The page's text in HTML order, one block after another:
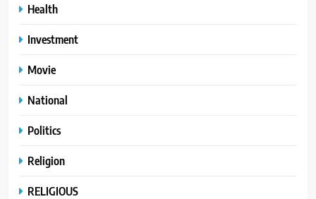
Health
Investment
Movie
National
Politics
Religion
RELIGIOUS